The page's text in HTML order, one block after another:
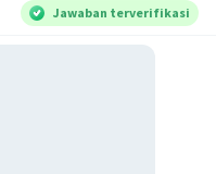
Jawaban terverifikasi